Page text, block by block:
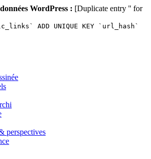
WordPress : [Duplicate entry '' for
ADD UNIQUE KEY `url_hash`
perspectives